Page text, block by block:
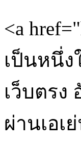
<a
เป็นหนึ่
เว็บตรง
ผ่านเอเ